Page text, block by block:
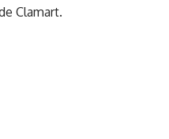
Clamart.